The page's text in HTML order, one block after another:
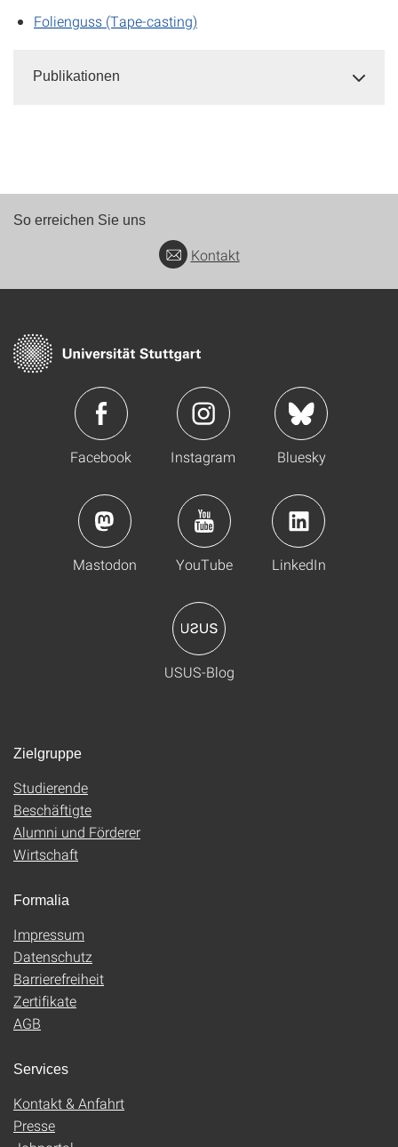
Folienguss (Tape-casting)
Publikationen
So erreichen Sie uns
Kontakt
Facebook Instagram Bluesky
Mastodon YouTube LinkedIn
USUS-Blog
Zielgruppe
Studierende
Beschäftigte
Alumni und Förderer
Wirtschaft
Formalia
Impressum
Datenschutz
Barrierefreiheit
Zertifikate
AGB
Services
Kontakt & Anfahrt
Presse